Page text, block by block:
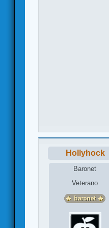
Hollyhock
Baronet
Veterano